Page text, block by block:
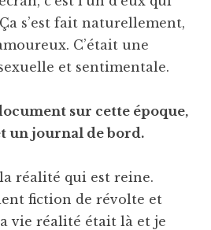
s’est fait naturellement,
C’était une
et sentimentale.
sur cette époque,
un journal de bord.
réalité qui est reine.
fiction de révolte et
vie réalité était là et je